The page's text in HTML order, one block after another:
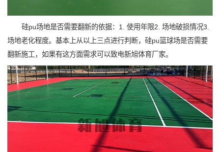
硅pu场地是否需要翻新的依据：1. 使用年限2. 场地破损情况3.
场地老化程度。基本上从以上三点进行判断，硅pu篮球场是否需要
翻新施工，如果有这方面需求可以致电新旭体育厂家。